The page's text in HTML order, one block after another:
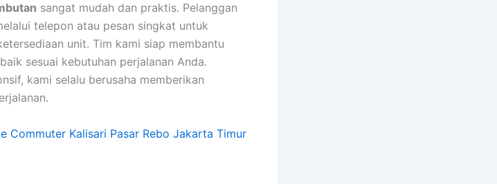
sangat mudah dan praktis. Pelanggan
telepon atau pesan singkat untuk
unit. Tim kami siap membantu
sesuai kebutuhan perjalanan Anda.
kami selalu berusaha memberikan
Commuter Kalisari Pasar Rebo Jakarta Timur